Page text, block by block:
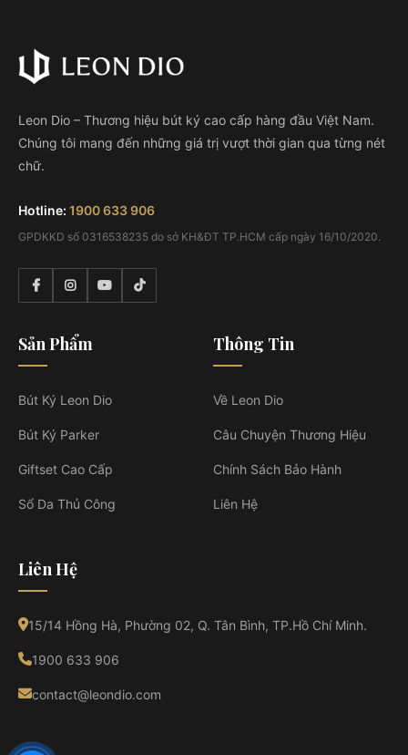
Leon Dio – Thương hiệu bút ký cao cấp hàng đầu Việt Nam.
Chúng tôi mang đến những giá trị vượt thời gian qua từng nét
chữ.
Hotline: 1900 633 906
GPDKKD số 0316538235 do sở KH&ĐT TP.HCM cấp ngày 16/10/2020.
Sản Phẩm
Bút Ký Leon Dio
Bút Ký Parker
Giftset Cao Cấp
Sổ Da Thủ Công
Thông Tin
Về Leon Dio
Câu Chuyện Thương Hiệu
Chính Sách Bảo Hành
Liên Hệ
Liên Hệ
15/14 Hồng Hà, Phường 02, Q. Tân Bình, TP.Hồ Chí Minh.
1900 633 906
contact@leondio.com